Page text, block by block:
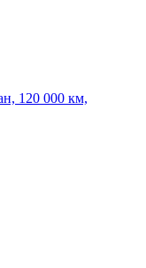
120 000 км,